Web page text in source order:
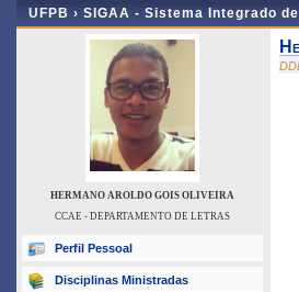
UFPB › SIGAA - Sistema Integrado
HERMANO AROLDO GOIS OLIVEIRA
CCAE - DEPARTAMENTO DE LETRAS
Perfil Pessoal
Disciplinas Ministradas